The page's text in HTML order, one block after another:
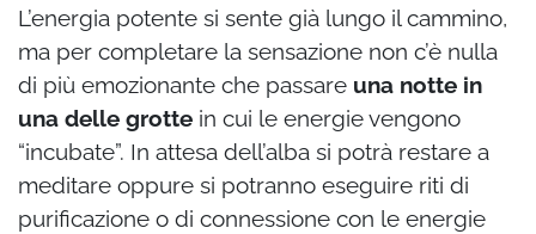
L’energia potente si sente già lungo il cammino,
ma per completare la sensazione non c’è nulla
di più emozionante che passare una notte in
una delle grotte in cui le energie vengono
“incubate”. In attesa dell’alba si potrà restare a
meditare oppure si potranno eseguire riti di
purificazione o di connessione con le energie